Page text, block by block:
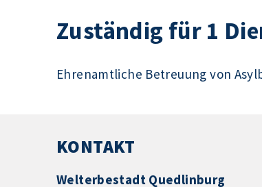
Zuständig für 1
Ehrenamtliche Betreuung von
KONTAKT
Welterbestadt Quedlinburg